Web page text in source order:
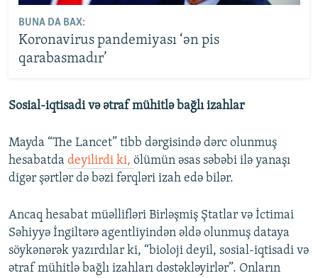
BUNA DA BAX:
Koronavirus pandemiyası ‘ən pis
qarabasmadır’
Sosial-iqtisadi və ətraf mühitlə bağlı izahlar
Mayda “The Lancet” tibb dərgisində dərc olunmuş
hesabatda deyilirdi ki, ölümün əsas səbəbi ilə yanaşı
digər şərtlər də bəzi fərqləri izah edə bilər.
Ancaq hesabat müəllifləri Birləşmiş Ştatlar və İctimai
Səhiyyə İngiltərə agentliyindən əldə olunmuş dataya
söykənərək yazırdılar ki, “bioloji deyil, sosial-iqtisadi və
ətraf mühitlə bağlı izahları dəstəkləyirlər”. Onların